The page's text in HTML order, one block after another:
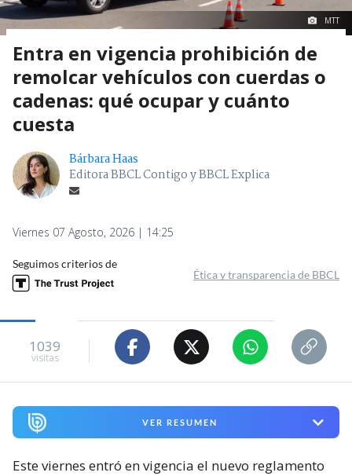
MTT
Entra en vigencia prohibición de
remolcar vehículos con cuerdas o
cadenas: qué ocupar y cuánto
cuesta
Bárbara Haas
Editora BBCL Contigo y BBCL Explica
Viernes 07 Agosto, 2026 | 14:25
Seguimos criterios de
Ética y transparencia de BBCL
1039
visitas
VER RESUMEN
Este viernes entró en vigencia el nuevo reglamento